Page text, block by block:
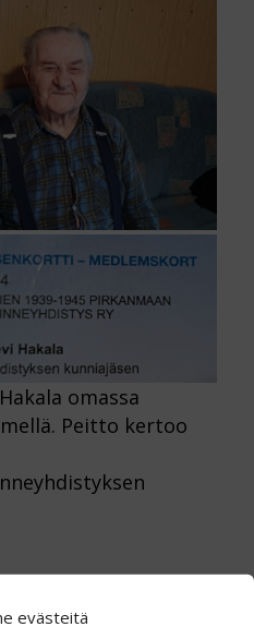
evästeitä
omassa
Peitto kertoo